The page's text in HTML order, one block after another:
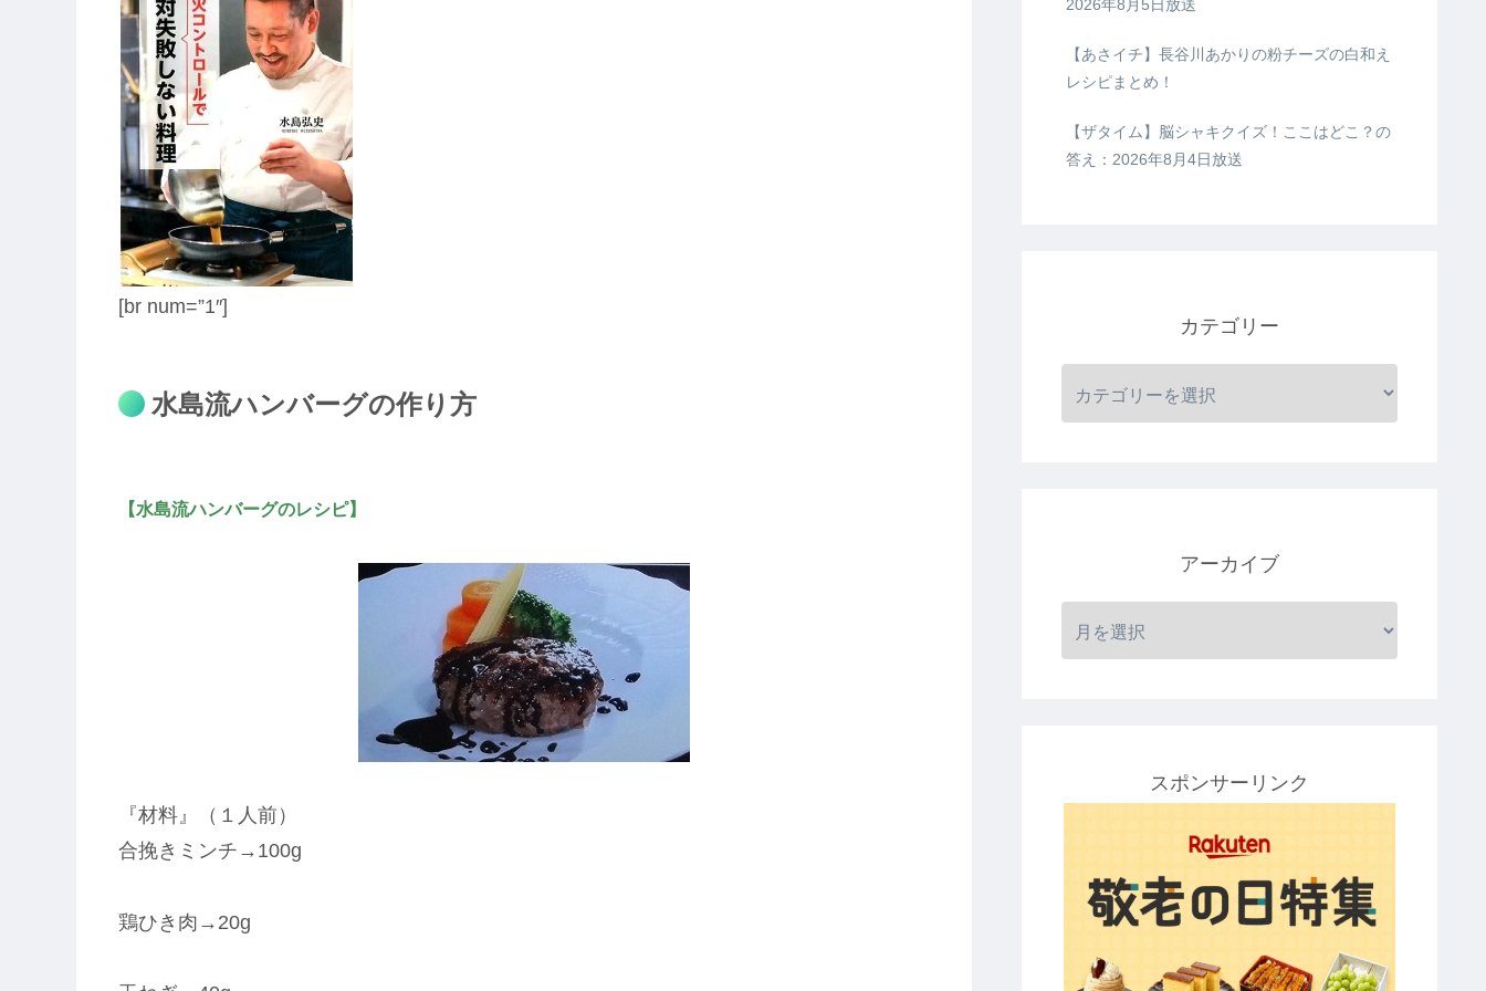
[br num=”1″]
水島流ハンバーグの作り方
【水島流ハンバーグのレシピ】
『材料』（１人前）
合挽きミンチ→100g
鶏ひき肉→20g
2026年8月5日放送
【あさイチ】長谷川あかりの粉チーズの白和え
レシピまとめ！
【ザタイム】脳シャキクイズ！ここはどこ？の
答え：2026年8月4日放送
カテゴリー
アーカイブ
スポンサーリンク